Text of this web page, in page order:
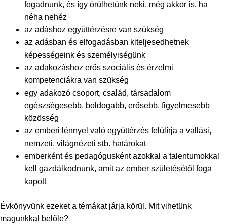
fogadnunk, és így örülhetünk neki, még akkor is, ha
néha nehéz
az adáshoz együttérzésre van szükség
az adásban és elfogadásban kiteljesedhetnek
képességeink és személyiségünk
az adakozáshoz erős szociális és érzelmi
kompetenciákra van szükség
egy adakozó csoport, család, társadalom
egészségesebb, boldogabb, erősebb, figyelmesebb
közösség
az emberi lénnyel való együttérzés felülírja a vallási,
nemzeti, világnézeti stb. határokat
emberként és pedagógusként azokkal a talentumokkal
kell gazdálkodnunk, amit az ember születésétől foga
kapott
Évkönyvünk ezeket a témákat járja körül. Mit vihetünk
magunkkal belőle?